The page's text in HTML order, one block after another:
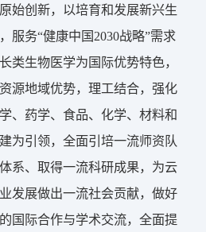
始创新， 以培育和发展新兴生
，服务“健康中国2030战略”需求
类生物医学为国际优势特色，
源地域优势，理工结合，强化
、药学、食品、化学、材料和
为引领，全面引培一流师资队
系、取得一流科研成果， 为云
发展做出一流社会贡献，做好
国际合作与学术交流，全面提